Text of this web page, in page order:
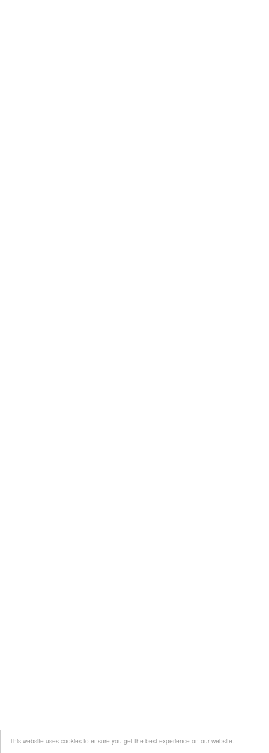
This website uses cookies to ensure you get the best experience on our website.